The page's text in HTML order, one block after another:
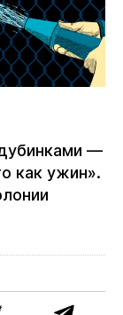
—
как ужин».